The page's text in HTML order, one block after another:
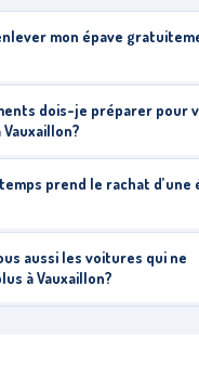
mon épave
dois-je préparer pour
Vauxaillon?
prend le rachat d’une
aussi les voitures qui ne
à Vauxaillon?